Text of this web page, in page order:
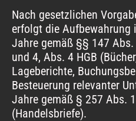
Nach gesetzlichen
erfolgt die Aufbewahrung
Jahre gemäß §§ 147 Abs.
und 4, Abs. 4 HGB
Lageberichte,
Besteuerung relevanter
Jahre gemäß § 257 Abs.
(Handelsbriefe).